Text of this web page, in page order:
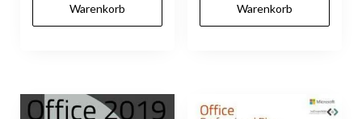
Warenkorb
Warenkorb